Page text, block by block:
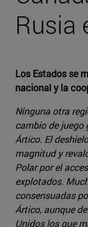
Rusia
Los Estados se
nacional y la
Ninguna otra
cambio de
Ártico. El
magnitud y
Polar por el
explotados.
consensuadas
Ártico, aunque
Unidos los que